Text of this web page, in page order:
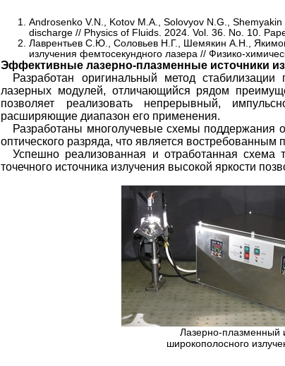
Androsenko V.N., Kotov M.A., Solovyov N.G.,
discharge // Physics of Fluids. 2024. Vol. 36. No. 10.
Лаврентьев С.Ю., Соловьев Н.Г., Шемякин А.Н.,
излучения фемтосекундного лазера // Физико-
Эффективные лазерно-плазменные источники
Разработан оригинальный метод
лазерных модулей, отличающийся рядом
позволяет реализовать непрерывный,
расширяющие диапазон его применения.
Разработаны многолучевые схемы поддержания
оптического разряда, что является
Успешно реализованная и отработанная схема
точечного источника излучения высокой яркости
Лазерно-плазменный
широкополосного